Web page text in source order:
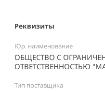
Реквизиты
Юр. наименование
ОБЩЕСТВО С
ОТВЕТСТВЕННОСТЬЮ
Тип поставщика